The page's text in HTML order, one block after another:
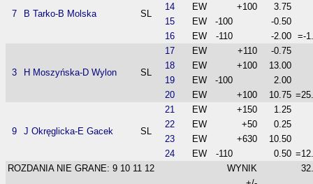
7 B Tarko-B Molska SL
14
EW +100
3.75
15
EW -100
-0.50
16
EW -110 -2.00 =-
3 H Moszyńska-D Wylon SL
17 EW +110
-0.75
18
EW +100
13.00
19
EW -100
2.00
20
EW +100 10.75
9 J Okręglicka-E Gacek SL
21 EW +150
1.25
22
EW +50
0.25
23
EW +630
10.50
24
EW -110 0.50
ROZDANIA NIE GRANE: 9 10 11 12
WYNIK